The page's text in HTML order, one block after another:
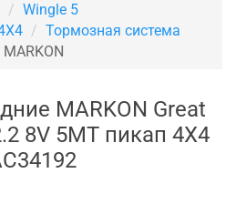
Wingle 5
Тормозная система
MARKON Great
8V 5MT пикап 4X4